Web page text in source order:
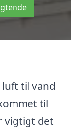
til vand
til
vigtigt det